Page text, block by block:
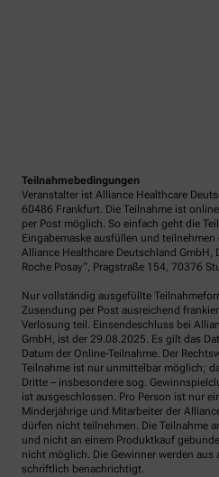
Teilnahmebedingungen
Veranstalter ist Alliance Healthcare
60486 Frankfurt. Die Teilnahme ist
per Post möglich. So einfach geht die
Eingabemaske ausfüllen und
Alliance Healthcare Deutschland GmbH,
Roche Posay“, Pragstraße 154, 70376
Nur vollständig ausgefüllte
Zusendung per Post ausreichend
Verlosung teil. Einsendeschluss bei
GmbH, ist der 29.08.2025. Es gilt das
Datum der Online-Teilnahme. Der
Teilnahme ist nur unmittelbar möglich;
Dritte – insbesondere sog.
ist ausgeschlossen. Pro Person ist nur
Minderjährige und Mitarbeiter der
dürfen nicht teilnehmen. Die Teilnahme
und nicht an einem Produktkauf
nicht möglich. Die Gewinner werden aus
schriftlich benachrichtigt.